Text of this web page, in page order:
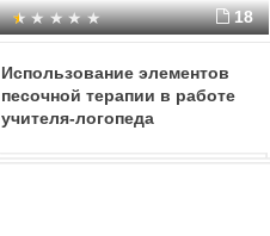
18
Использование элементов
песочной терапии в работе
учителя-логопеда